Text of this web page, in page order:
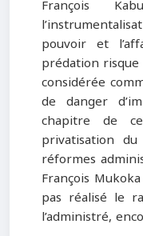
François
pouvoir et
prédation
considérée
de danger
chapitre de
privatisation
réformes
François
pas réalisé le
l’administré,